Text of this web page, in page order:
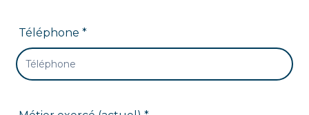
Téléphone *